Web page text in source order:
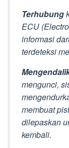
Terhubung
ECU
informasi
terdeteksi
mengunci,
membuat
dilepaskan
kembali.